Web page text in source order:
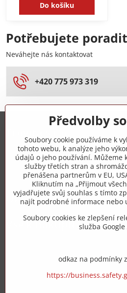
Do košíku
Potřebujete
Neváhejte nás kontaktovat
+420 775 973 319
+420 775 973 319
info​@zipzop​.cz
Objednávky
Vše k nákupu
Předvolby
Soubory cookie používáme k
tohoto webu, k analýze jeho
údajů o jeho používání. Můžeme
služby třetích stran a
přenášena partnerům v EU,
Kliknutím na „Přijmout
vyjadřujete svůj souhlas s tímto
najít podrobné informace nebo
Soubory cookies ke zlepšení
služba Google
odkaz na podmínky
https://